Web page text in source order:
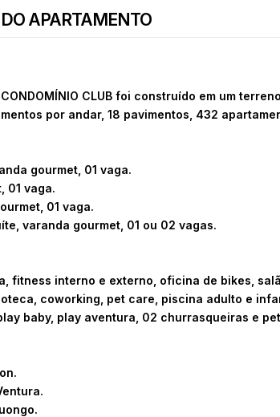
APARTAMENTO
CLUB foi construído em um
por andar, 18 pavimentos, 432
gourmet, 01 vaga.
01 vaga.
01 vaga.
varanda gourmet, 01 ou 02 vagas.
fitness interno e externo, oficina de bikes,
coworking, pet care, piscina adulto e
baby, play aventura, 02 churrasqueiras e